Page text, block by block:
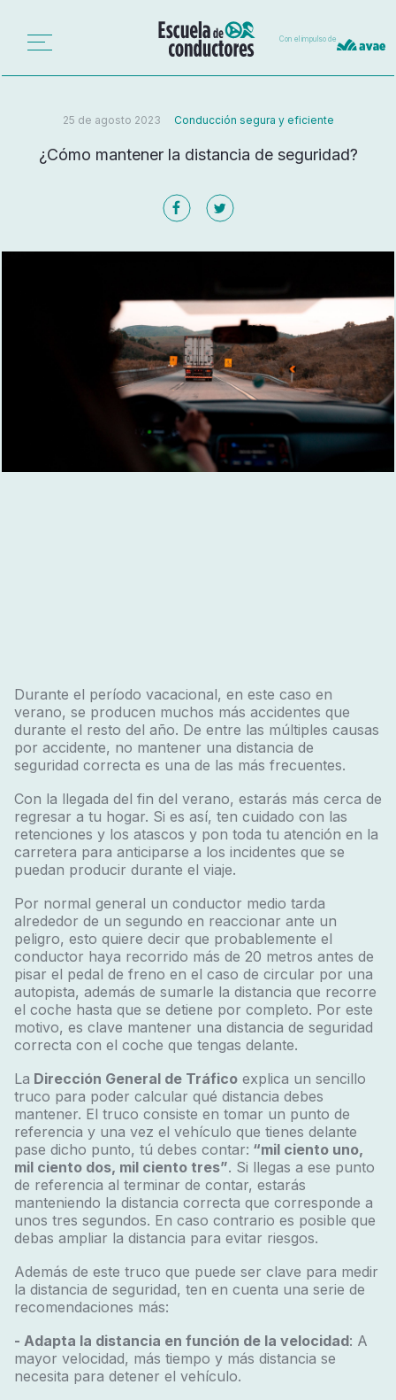
Con el impulso de
25 de agosto 2023 Conducción segura y eficiente
¿Cómo mantener la distancia de seguridad?
Durante el período vacacional, en este caso en
verano, se producen muchos más accidentes que
durante el resto del año. De entre las múltiples causas
por accidente, no mantener una distancia de
seguridad correcta es una de las más frecuentes.
Con la llegada del fin del verano, estarás más cerca de
regresar a tu hogar. Si es así, ten cuidado con las
retenciones y los atascos y pon toda tu atención en la
carretera para anticiparse a los incidentes que se
puedan producir durante el viaje.
Por normal general un conductor medio tarda
alrededor de un segundo en reaccionar ante un
peligro, esto quiere decir que probablemente el
conductor haya recorrido más de 20 metros antes de
pisar el pedal de freno en el caso de circular por una
autopista, además de sumarle la distancia que recorre
el coche hasta que se detiene por completo. Por este
motivo, es clave mantener una distancia de seguridad
correcta con el coche que tengas delante.
La Dirección General de Tráficoexplica un sencillo
truco para poder calcular qué distancia debes
mantener. El truco consiste en tomar un punto de
referencia y una vez el vehículo que tienes delante
pase dicho punto, tú debes contar: “mil ciento uno,
mil ciento dos, mil ciento tres”. Si llegas a ese punto
de referencia al terminar de contar, estarás
manteniendo la distancia correcta que corresponde a
unos tres segundos. En caso contrario es posible que
debas ampliar la distancia para evitar riesgos.
Además de este truco que puede ser clave para medir
la distancia de seguridad, ten en cuenta una serie de
recomendaciones más:
- Adapta la distancia en función de la velocidad: A
mayor velocidad, más tiempo y más distancia se
necesita para detener el vehículo.